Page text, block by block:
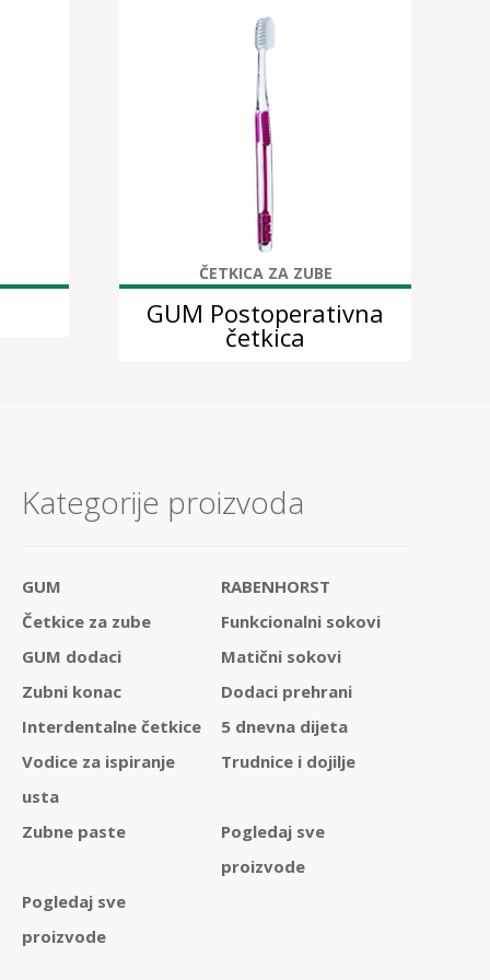
ČETKICA ZA ZUBE
GUM Postoperativna
četkica
Kategorije proizvoda
GUM
RABENHORST
Četkice za zube
Funkcionalni sokovi
GUM dodaci
Matični sokovi
Zubni konac
Dodaci prehrani
Interdentalne četkice
5 dnevna dijeta
Vodice za ispiranje
usta
Trudnice i dojilje
Zubne paste
Pogledaj sve
proizvode
Pogledaj sve
proizvode